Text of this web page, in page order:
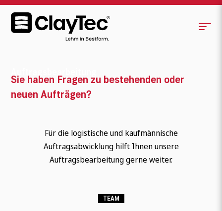
Sie haben Fragen zu bestehenden oder
neuen Aufträgen?
Für die logistische und kaufmännische
Auftragsabwicklung hilft Ihnen unsere
Auftragsbearbeitung gerne weiter.
TEAM